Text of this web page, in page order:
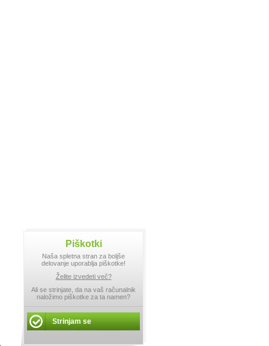
Piškotki
Naša spletna stran za boljše
delovanje uporablja piškotke!
Želite izvedeti več?
Ali se strinjate, da na vaš računalnik
naložimo piškotke za ta namen?
Strinjam se